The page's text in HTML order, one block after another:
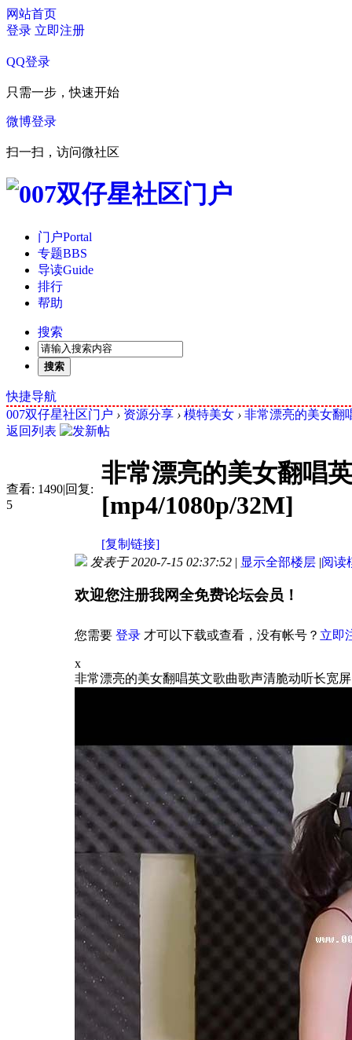
网站首页
登录 立即注册
QQ登录
只需一步，快速开始
微博登录
扫一扫，访问微社区
门户Portal
专题BBS
导读Guide
排行
帮助
搜索
搜索
快捷导航
007双仔星社区门户 › 资源分享 › 模特美女 › 非常漂亮的美女翻
返回列表
查看: 1490|回复:
5
非常漂亮的美女翻唱
[mp4/1080p/32M]
[复制链接]
发表于 2020-7-15 02:37:52 | 显示全部楼层 |阅读
欢迎您注册我网全免费论坛会员！
您需要 登录 才可以下载或查看，没有帐号？ 立即
x
非常漂亮的美女翻唱英文歌曲歌声清脆动听长宽屏